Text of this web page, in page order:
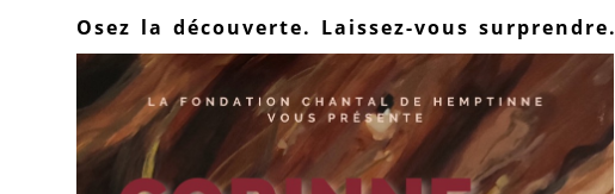
Osez la découverte. Laissez-vous surprendre.